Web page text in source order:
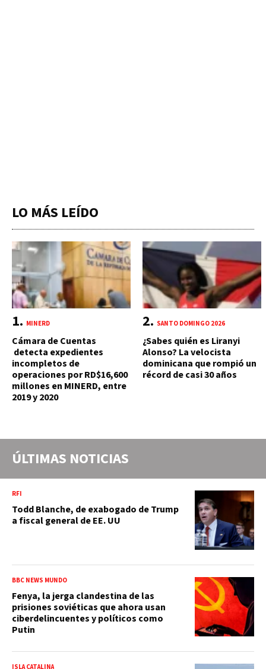
LO MÁS LEÍDO
MINERD
Cámara de Cuentas
detecta expedientes
incompletos de
operaciones por RD$16,600
millones en MINERD, entre
2019 y 2020
SANTO DOMINGO 2026
¿Sabes quién es Liranyi
Alonso? La velocista
dominicana que rompió un
récord de casi 30 años
ÚLTIMAS NOTICIAS
RFI
Todd Blanche, de exabogado de Trump
a fiscal general de EE. UU
BBC NEWS MUNDO
Fenya, la jerga clandestina de las
prisiones soviéticas que ahora usan
ciberdelincuentes y políticos como
Putin
ISLA CATALINA